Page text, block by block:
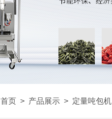
首页 > 产品展示 > 定量吨包机